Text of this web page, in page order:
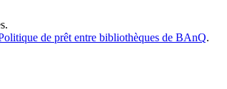
de prêt entre bibliothèques de BAnQ.